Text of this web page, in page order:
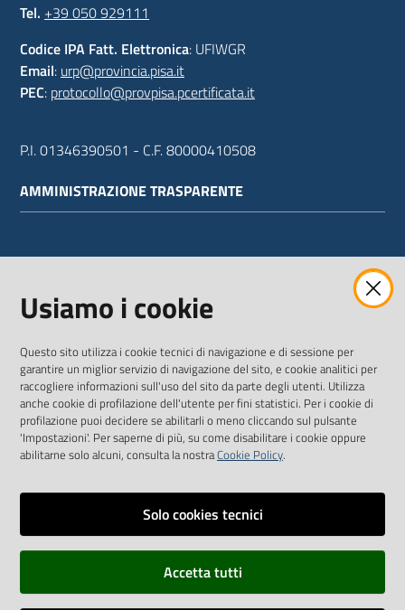
Tel. +39 050 929111
Codice IPA Fatt. Elettronica: UFIWGR
Email: urp@provincia.pisa.it
PEC: protocollo@provpisa.pcertificata.it
P.I. 01346390501 - C.F. 80000410508
AMMINISTRAZIONE TRASPARENTE
SEGUICI SU
TwitterFacebookYoutube
Vai alla pagina
Dichiarazione di accessibilità
Usiamo i cookie
Questo sito utilizza i cookie tecnici di navigazione e di sessione per
garantire un miglior servizio di navigazione del sito, e cookie analitici per
raccogliere informazioni sull'uso del sito da parte degli utenti. Utilizza
anche cookie di profilazione dell'utente per fini statistici. Per i cookie di
profilazione puoi decidere se abilitarli o meno cliccando sul pulsante
'Impostazioni'. Per saperne di più, su come disabilitare i cookie oppure
abilitarne solo alcuni, consulta la nostraCookie Policy.
Solo cookies tecnici
Accetta tutti